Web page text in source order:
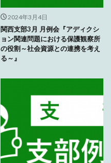
2024年3月4日
関西支部3月 月例会『アディクシ
ョン関連問題における保護観察所
の役割～社会資源との連携を考え
る～』